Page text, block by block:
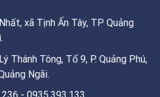
xã Tịnh Ấn Tây, TP Quảng
Thánh Tông, Tổ 9, P. Quảng Phú,
Ngãi.